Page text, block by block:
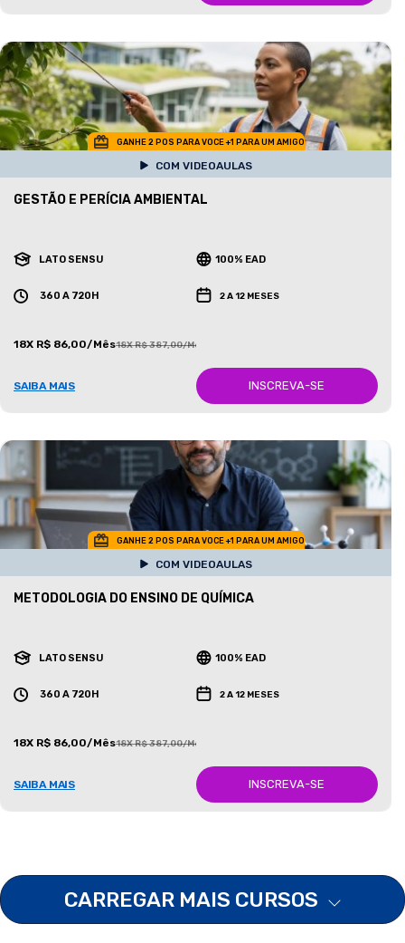
GANHE 2 POS PARA VOCE +1 PARA UM AMIGO
COM VIDEOAULAS
GESTÃO E PERÍCIA AMBIENTAL
LATO SENSU 100% EAD
360 A 720H 2 A 12 MESES
18X R$ 86,00/Mês18X R$ 387,00/Mês
SAIBA MAIS INSCREVA-SE
GANHE 2 POS PARA VOCE +1 PARA UM AMIGO
COM VIDEOAULAS
METODOLOGIA DO ENSINO DE QUÍMICA
LATO SENSU 100% EAD
360 A 720H 2 A 12 MESES
18X R$ 86,00/Mês18X R$ 387,00/Mês
SAIBA MAIS INSCREVA-SE
CARREGAR MAIS CURSOS